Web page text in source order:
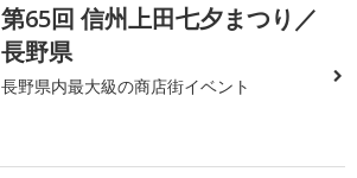
第65回 信州上田七夕まつり／
長野県
長野県内最大級の商店街イベント